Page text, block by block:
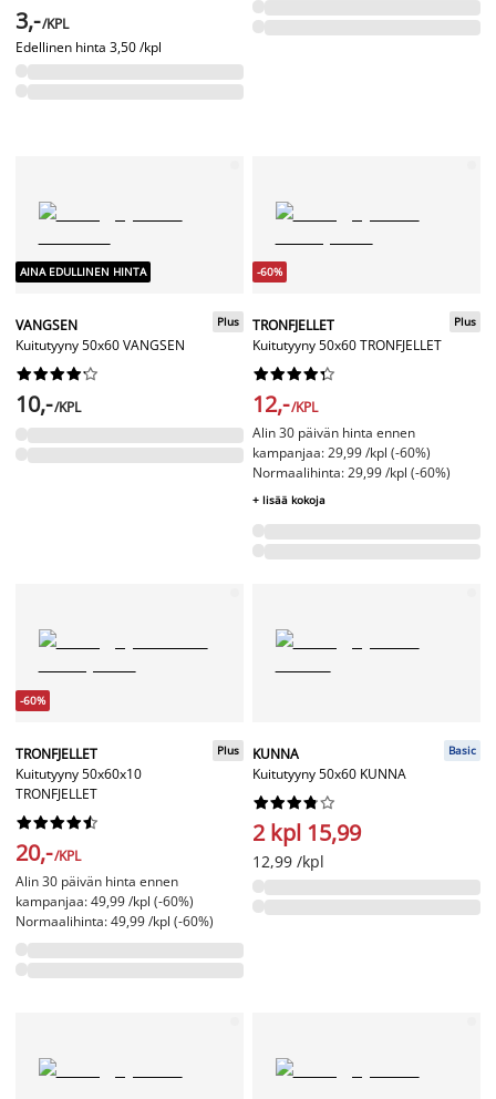
3,-/KPL
Edellinen hinta 3,50 /kpl
AINA EDULLINEN HINTA
VANGSEN
Kuitutyyny 50x60 VANGSEN
Plus






10,-/KPL
-60%
TRONFJELLET
Kuitutyyny 50x60 TRONFJELLET
Plus






12,-/KPL
Alin 30 päivän hinta ennen
kampanjaa: 29,99 /kpl (-60%)
Normaalihinta: 29,99 /kpl (-60%)
+ lisää kokoja
-60%
TRONFJELLET
Kuitutyyny 50x60x10
TRONFJELLET
Plus






20,-/KPL
Alin 30 päivän hinta ennen
kampanjaa: 49,99 /kpl (-60%)
Normaalihinta: 49,99 /kpl (-60%)
KUNNA
Kuitutyyny 50x60 KUNNA
Basic






2 kpl 15,99
12,99 /kpl